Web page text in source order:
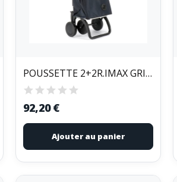
POUSSETTE 2+2R.IMAX GRIS FONCE
92,20 €
Ajouter au panier